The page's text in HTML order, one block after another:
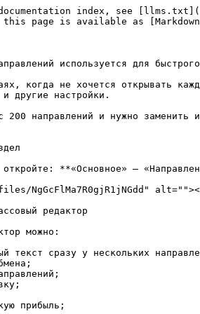
* изменить партнёрскую прибыль;
* обновить комиссии;
* включить или выключить отдельные опции направления;
* изменить SEO-тексты;
* обновить тексты, которые клиент видит на странице заявки.

Главная задача раздела — ускорить однотипные изменения и снизить количество ручной работы.

## Как открыть и подготовить раздел

1. Войдите в панель управления.
2. Откройте **«Основное» — «Направления обмена» — «Массовый редактор».**
3. Настройте фильтры.
4. Выберите шаблон редактирования.
5. Выберите режим работы.
6. Внесите изменения.
7. Сохраните результат.

{% hint style="info" %}
Перед массовым сохранением всегда проверяйте фильтры. Если фильтр задан слишком широко, можно изменить больше направлений, чем планировалось.
{% endhint %}

## Фильтры

Перед редактированием рекомендуется отфильтровать направления, с которыми нужно работать.

<figure><img src="/files/f91QFt0oaMdXm8YO6FVu" alt=""><figcaption></figcaption></figure>

В массовом редакторе доступны фильтры:

* Название валюты Отдаю;
* Название валюты Получаю;
* Техническое название;
* Статус;
* Группы.

Также доступна сортировка по:

* ID;
* техническому названию;
* статусу;
* дате создания;
* дате обновления.

Фильтры особенно важны при использовании режима «Сохранить во всю выборку», потому что действие может примениться не только к направлениям на текущей странице, а ко всем направлениям, которые подходят под выбранный фильтр.

## Выбор шаблона

Вверху страницы есть поле **«Шаблон».**

<figure><img src="/files/Pkiq7Z9Fs6EAySUB2hAz" alt="" width="563"><figcaption></figcaption></figure>

Шаблон определяет, какие именно настройки будут редактироваться.

Например:

<table><thead><tr><th width="252.9140625">Шаблон</th><th>Что будет редактироваться</th></tr></thead><tbody><tr><td>Прибыль</td><td>Значения прибыли направления</td></tr><tr><td>Инструкция по оплате</td><td>Текст инструкции для клиента</td></tr><tr><td>Статус направления</td><td>Включение, выключение или архив</td></tr><tr><td>SEO title</td><td>SEO-заголовок направления</td></tr><tr><td>Сумма обмена</